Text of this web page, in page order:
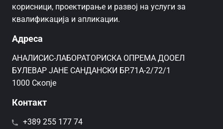
корисници, проектирање и развој на услуги за
квалификација и апликации.
Адреса
AНАЛИСИС-ЛАБОРАТОРИСКА ОПРЕМА ДООЕЛ
БУЛЕВАР ЈАНЕ САНДАНСКИ БР.71А-2/72/1
1000 Скопје
Контакт
+389 255 177 74